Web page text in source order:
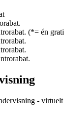
(*= én
-